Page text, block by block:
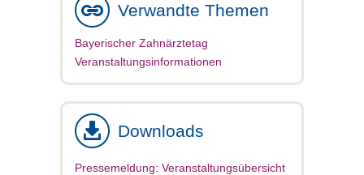
Verwandte Themen
Bayerischer Zahnärztetag
Veranstaltungsinformationen
Downloads
Pressemeldung: Veranstaltungsübersicht